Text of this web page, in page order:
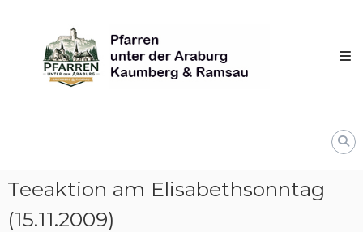
content
unter
derAraburg
Kaumberg
Teeaktion am Elisabethsonntag
(15.11.2009)